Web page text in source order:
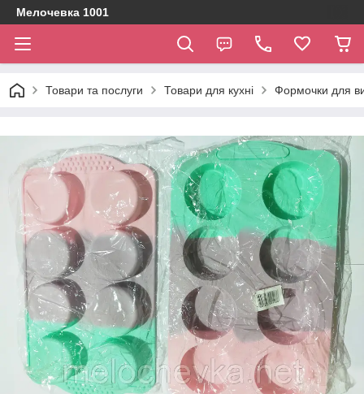
Мелочевка 1001
Товари та послуги Товари для кухні Формочки для